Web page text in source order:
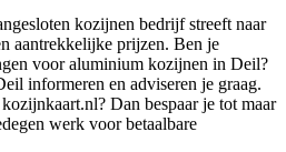
kozijnen bedrijf streeft naar
aantrekkelijke prijzen. Ben je
voor aluminium kozijnen in Deil?
informeren en adviseren je graag.
Dan bespaar je tot maar
werk voor betaalbare